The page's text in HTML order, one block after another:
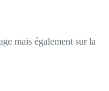
mais également sur la